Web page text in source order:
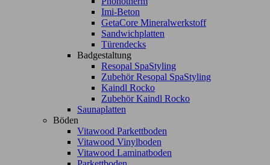
Imi-Beton
GetaCore Mineralwerkstoff
Sandwichplatten
Türendecks
Badgestaltung
Resopal SpaStyling
Zubehör Resopal SpaStyling
Kaindl Rocko
Zubehör Kaindl Rocko
Saunaplatten
Böden
Vitawood Parkettboden
Vitawood Vinylboden
Vitawood Laminatboden